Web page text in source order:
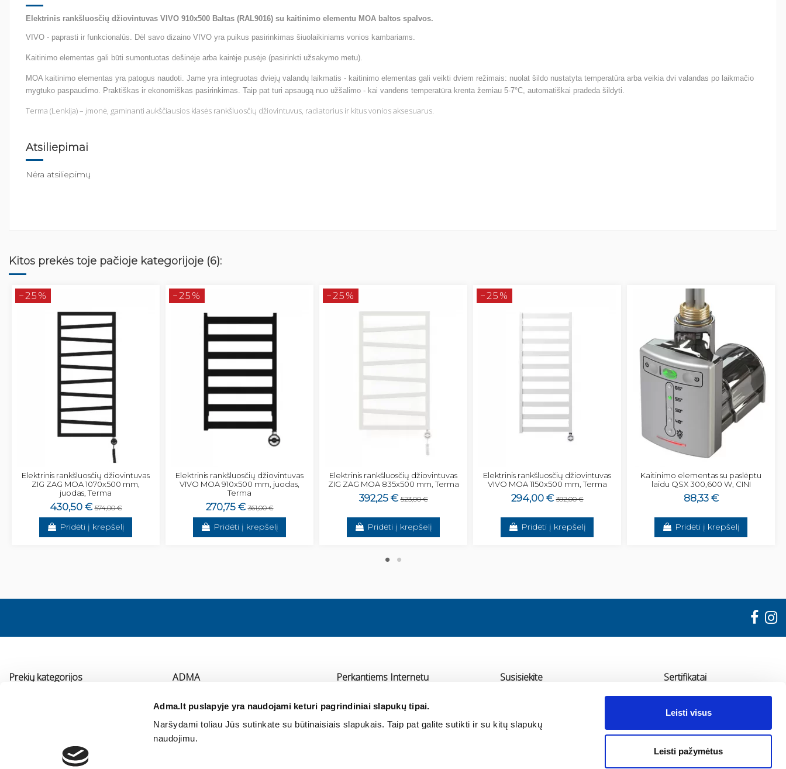
Adma.lt puslapyje yra naudojami keturi pagrindiniai slapukų tipai.
Naršydami toliau Jūs sutinkate su būtinaisiais slapukais. Taip pat galite sutikti ir su kitų slapukų
naudojimu.
Leisti visus
Leisti pažymėtus
Elektrinis rankšluosčių džiovintuvas VIVO 910x500 Baltas (RAL9016) su kaitinimo elementu MOA baltos spalvos.
VIVO - paprasti ir funkcionalūs. Dėl savo dizaino VIVO yra puikus pasirinkimas šiuolaikiniams vonios kambariams.
Kaitinimo elementas gali būti sumontuotas dešinėje arba kairėje pusėje (pasirinkti užsakymo metu).
MOA kaitinimo elementas yra patogus naudoti. Jame yra integruotas dviejų valandų laikmatis - kaitinimo elementas gali veikti dviem režimais: nuolat šildo nustatyta temperatūra arba veikia dvi valandas po laikmačio
mygtuko paspaudimo. Praktiškas ir ekonomiškas pasirinkimas. Taip pat turi apsaugą nuo užšalimo - kai vandens temperatūra krenta žemiau 5-7°C, automatiškai pradeda šildyti.
Terma (Lenkija) – įmonė, gaminanti aukščiausios klasės rankšluosčių džiovintuvus, radiatorius ir kitus vonios aksesuarus.
Atsiliepimai
Nėra atsiliepimų
Kitos prekės toje pačioje kategorijoje (6):
−25%
Elektrinis rankšluosčių džiovintuvas
ZIG ZAG MOA 1070x500 mm,
juodas, Terma
430,50 € 574,00 €
Pridėti į krepšelį
−25%
Elektrinis rankšluosčių džiovintuvas
VIVO MOA 910x500 mm, juodas,
Terma
270,75 € 361,00 €
Pridėti į krepšelį
−25%
Elektrinis rankšluosčių džiovintuvas
ZIG ZAG MOA 835x500 mm, Terma
392,25 € 523,00 €
Pridėti į krepšelį
−25%
Elektrinis rankšluosčių džiovintuvas
VIVO MOA 1150x500 mm, Terma
294,00 € 392,00 €
Pridėti į krepšelį
Kaitinimo elementas su paslėptu
laidu QSX 300,600 W, CINI
88,33 €
Pridėti į krepšelį
Prekių kategorijos
Oro kondicionavimas ir vėdinimas
Vidaus vandentiekis ir nuotekos
ADMA
Apie mus
Immergas serviso partneriai
Perkantiems Internetu
Pristatymas
Grąžinimas ir garantija
Susisiekite
Raudondvario pl. 78, Kaunas
Sertifikatai